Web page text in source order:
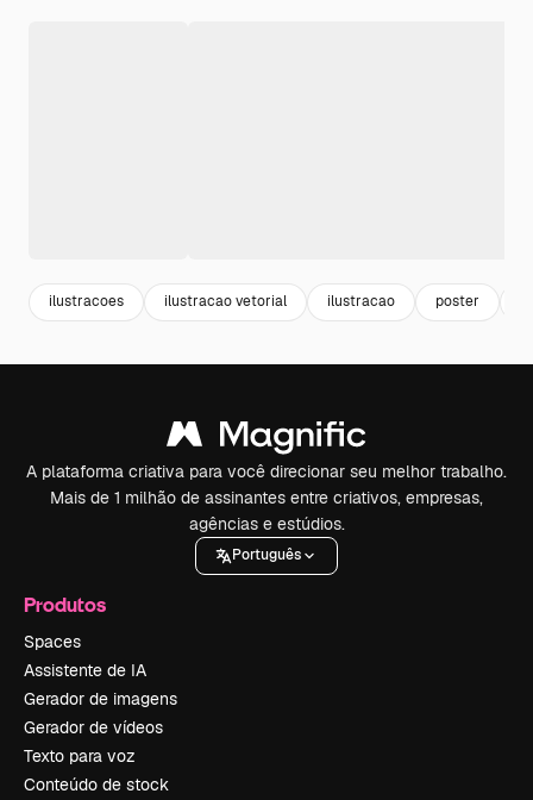
ilustracoes ilustracao vetorial ilustracao poster
A plataforma criativa para você direcionar seu melhor trabalho.
Mais de 1 milhão de assinantes entre criativos, empresas,
agências e estúdios.
Português
Produtos
Spaces
Assistente de IA
Gerador de imagens
Gerador de vídeos
Texto para voz
Conteúdo de stock